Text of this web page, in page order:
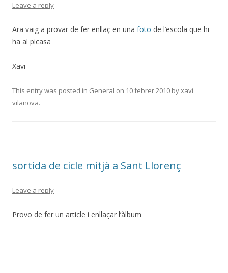
Leave a reply
Ara vaig a provar de fer enllaç en una foto de l’escola que hi
ha al picasa
Xavi
This entry was posted in General on 10 febrer 2010 byxavi
vilanova.
sortida de cicle mitjà a Sant Llorenç
Leave a reply
Provo de fer un article i enllaçar l’àlbum